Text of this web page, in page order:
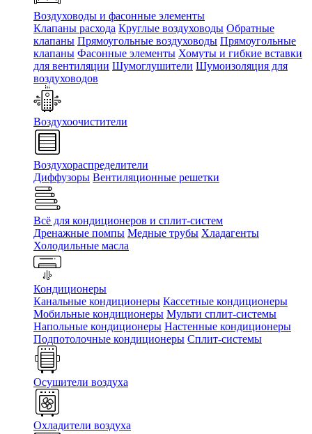
Воздуховоды и фасонные элементы
Клапаны расхода Круглые воздуховоды Обратные
клапаны Прямоугольные воздуховоды Прямоугольные
клапаны Фасонные элементы Хомуты и гибкие вставки
для вентиляции Шумоглушители Шумоизоляция для
воздуховодов
Воздухоочистители
Воздухораспределители
Диффузоры Вентиляционные решетки
Всё для кондиционеров и сплит-систем
Дренажные помпы Медные трубы Хладагенты
Холодильные масла
Кондиционеры
Канальные кондиционеры Кассетные кондиционеры
Мобильные кондиционеры Мульти сплит-системы
Напольные кондиционеры Настенные кондиционеры
Подпотолочные кондиционеры Сплит-системы
Осушители воздуха
Охладители воздуха